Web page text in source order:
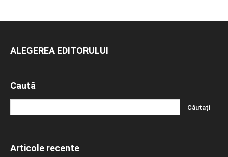
ALEGEREA EDITORULUI
Caută
Articole recente